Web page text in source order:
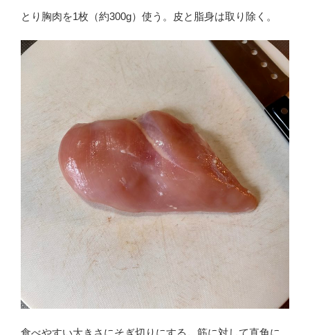
とり胸肉を1枚（約300g）使う。皮と脂身は取り除く。
食べやすい大きさにそぎ切りにする。筋に対して直角に